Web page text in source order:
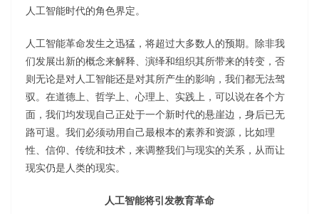
人工智能时代的角色界定。
人工智能革命发生之迅猛，将超过大多数人的预期。除非我
们发展出新的概念来解释、演绎和组织其所带来的转变，否
则无论是对人工智能还是对其所产生的影响，我们都无法驾
驭。在道德上、哲学上、心理上、实践上，可以说在各个方
面，我们均发现自己正处于一个新时代的悬崖边，身后已无
路可退。我们必须动用自己最根本的素养和资源，比如理
性、信仰、传统和技术，来调整我们与现实的关系，从而让
现实仍是人类的现实。
人工智能将引发教育革命